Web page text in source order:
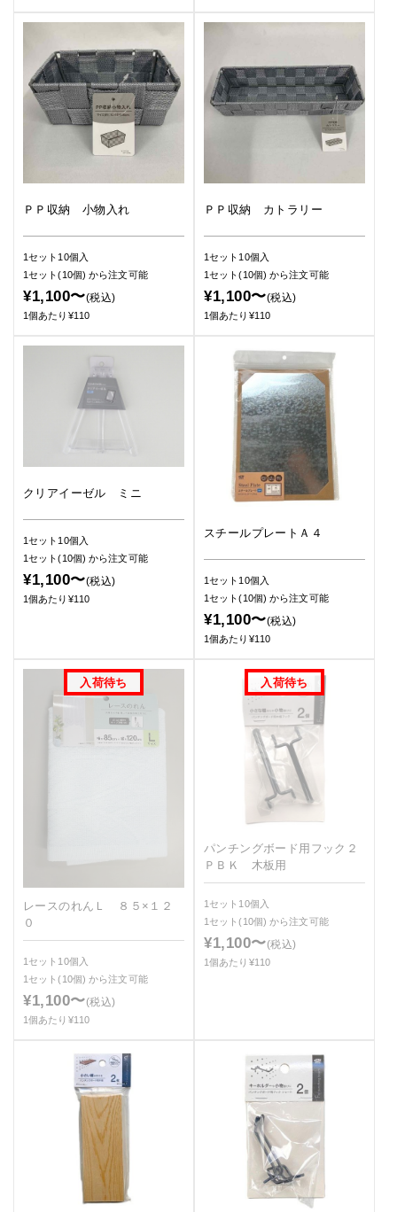
ＰＰ収納 小物入れ
1セット10個入
1セット(10個)から注文可能
¥1,100〜(税込)
1個あたり¥110
ＰＰ収納 カトラリー
1セット10個入
1セット(10個)から注文可能
¥1,100〜(税込)
1個あたり¥110
クリアイーゼル ミニ
1セット10個入
1セット(10個)から注文可能
¥1,100〜(税込)
1個あたり¥110
スチールプレートＡ４
1セット10個入
1セット(10個)から注文可能
¥1,100〜(税込)
1個あたり¥110
レースのれんＬ ８５×１２
０
1セット10個入
1セット(10個)から注文可能
¥1,100〜(税込)
1個あたり¥110
パンチングボード用フック２
ＰＢＫ 木板用
1セット10個入
1セット(10個)から注文可能
¥1,100〜(税込)
1個あたり¥110